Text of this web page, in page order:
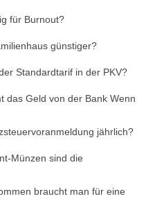
für Burnout?
günstiger?
Standardtarif in der PKV?
das Geld von der Bank Wenn
jährlich?
Münzen sind die
braucht man für eine